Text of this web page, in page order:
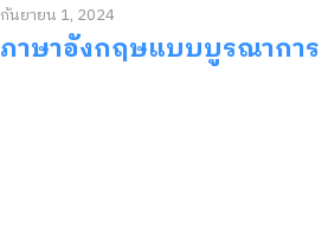
ภาษาอังกฤษแบบบูรณาการ
กันยายน 1, 2024